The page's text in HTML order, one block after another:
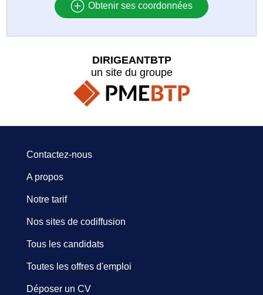
Obtenir ses coordonnées
DIRIGEANTBTP
un site du groupe
Contactez-nous
A propos
Notre tarif
Nos sites de codiffusion
Tous les candidats
Toutes les offres d'emploi
Déposer un CV